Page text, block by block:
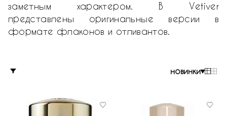
заметным характером. В Vetiver
представлены оригинальные версии в
формате флаконов и отливантов.
новинки